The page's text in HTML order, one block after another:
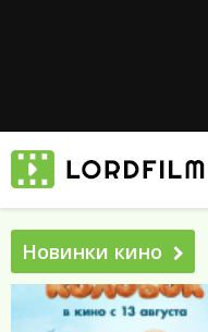
Новинки кино